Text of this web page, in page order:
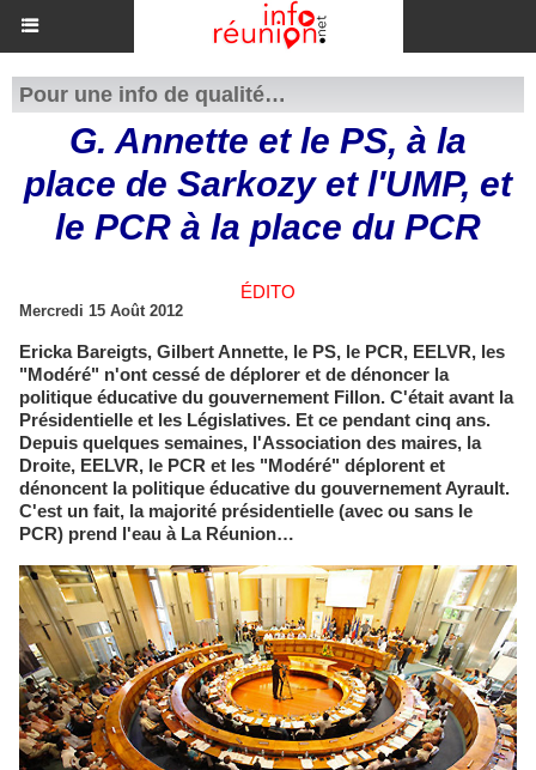
Pour une info de qualité…
G. Annette et le PS, à la
place de Sarkozy et l'UMP, et
le PCR à la place du PCR
ÉDITO
Mercredi 15 Août 2012
Ericka Bareigts, Gilbert Annette, le PS, le PCR, EELVR, les
"Modéré" n'ont cessé de déplorer et de dénoncer la
politique éducative du gouvernement Fillon. C'était avant la
Présidentielle et les Législatives. Et ce pendant cinq ans.
Depuis quelques semaines, l'Association des maires, la
Droite, EELVR, le PCR et les "Modéré" déplorent et
dénoncent la politique éducative du gouvernement Ayrault.
C'est un fait, la majorité présidentielle (avec ou sans le
PCR) prend l'eau à La Réunion…